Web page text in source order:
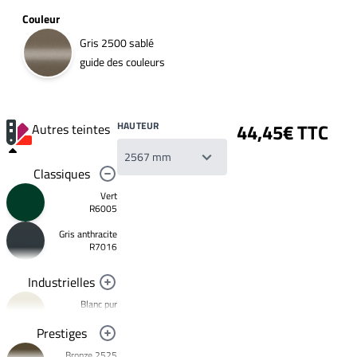
Couleur
Gris 2500 sablé
guide des couleurs
Autres teintes
Classiques
Vert
R6005
Gris anthracite
R7016
Industrielles
Blanc pur
Noir foncé
Prestiges
HAUTEUR 44,45€ TTC
Votre
liste
souhaits
Un
produit
Créer